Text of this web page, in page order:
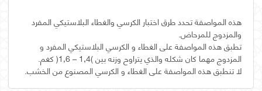
هذه المواصفة تحدد طرق اختبار الكرسي والغطاء البلاستيكي المفرد
تطبق هذه المواصفة على الغطاء و الكرسي البلاستيكي المفرد و
لا تنطبق هذه المواصفة على الغطاء و الكرسي المصنوع من الخشب.